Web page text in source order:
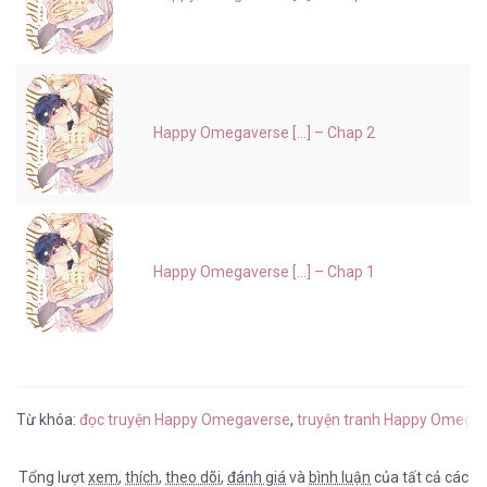
Happy Omegaverse [...] – Chap 2
Happy Omegaverse [...] – Chap 1
Từ khóa: đọc truyện Happy Omegaverse, truyện tranh Happy
Tổng lượtxem, thích, theo dõi, đánh giá và bình luận của tất cả các